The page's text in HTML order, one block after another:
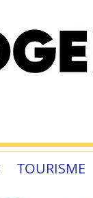
TOURISME